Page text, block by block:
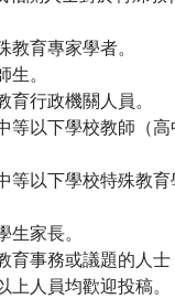
教育專家學者。
。
育行政機關人員。
等以下學校教師（
等以下學校特殊教
生家長。
育事務或議題的人
人員均歡迎投稿。